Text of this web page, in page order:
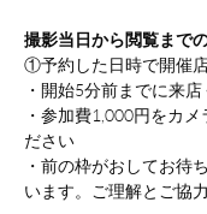
撮影当日から閲覧まで
①予約した日時で開催店
・開始5分前までに来店
・参加費1,000円をカ
ださい
・前の枠がおしてお待
います。ご理解とご協